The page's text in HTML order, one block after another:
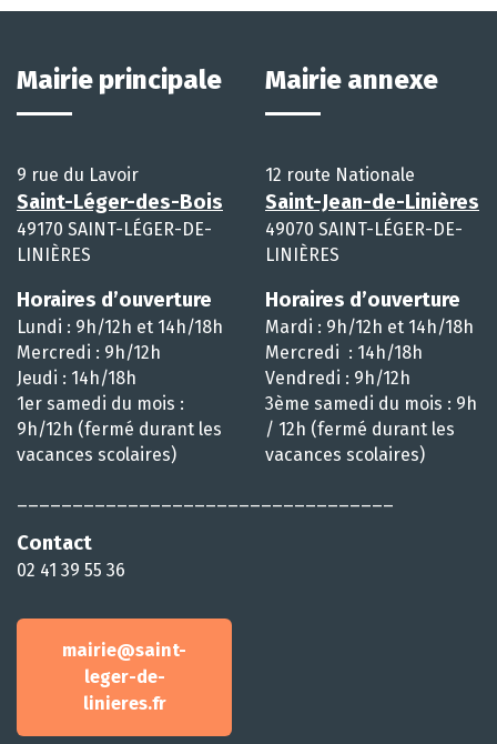
Mairie principale
9 rue du Lavoir
Saint-Léger-des-Bois
49170 SAINT-LÉGER-DE-
LINIÈRES
Horaires d’ouverture
Lundi : 9h/12h et 14h/18h
Mercredi : 9h/12h
Jeudi : 14h/18h
1er samedi du mois :
9h/12h (fermé durant les
vacances scolaires)
Contact
02 41 39 55 36
mairie@saint-
leger-de-
linieres.fr
Mairie annexe
12 route Nationale
Saint-Jean-de-Linières
49070 SAINT-LÉGER-DE-
LINIÈRES
Horaires d’ouverture
Mardi : 9h/12h et 14h/18h
Mercredi : 14h/18h
Vendredi : 9h/12h
3ème samedi du mois : 9h
/ 12h (fermé durant les
vacances scolaires)